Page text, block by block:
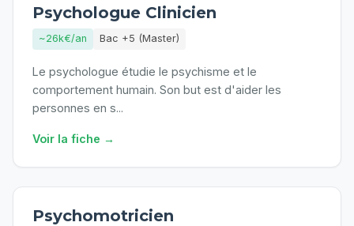
Psychologue Clinicien
~26k€/an Bac +5 (Master)
Le psychologue étudie le psychisme et le
comportement humain. Son but est d'aider les
personnes en s...
Voir la fiche →
Psychomotricien